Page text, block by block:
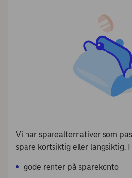
Vi har sparealternativer som
spare kortsiktig eller langsiktig.
gode renter på sparekonto